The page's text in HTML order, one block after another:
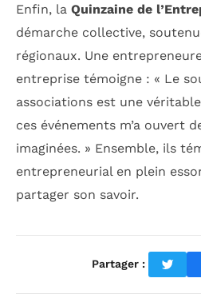
Enfin, la Quinzaine de
démarche collective,
régionaux. Une
entreprise témoigne : « Le
associations est une
ces événements m’a ouvert
imaginées. » Ensemble, ils
entrepreneurial en plein
partager son savoir.
Partager :